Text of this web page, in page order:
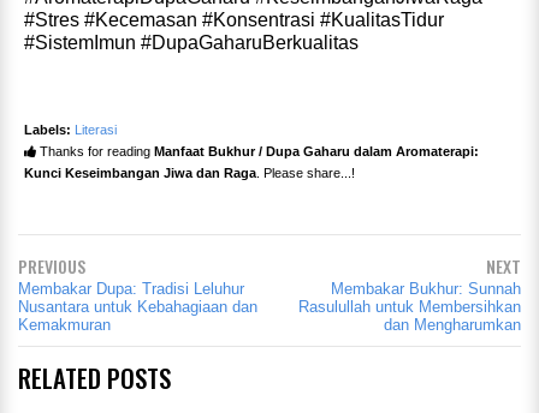
#Stres #Kecemasan #Konsentrasi #KualitasTidur
#SistemImun #DupaGaharuBerkualitas
Labels:
Literasi
Thanks for reading Manfaat Bukhur / Dupa Gaharu dalam Aromaterapi:
Kunci Keseimbangan Jiwa dan Raga . Please share...!
PREVIOUS
Membakar Dupa: Tradisi Leluhur
Nusantara untuk Kebahagiaan dan
Kemakmuran
NEXT
Membakar Bukhur: Sunnah
Rasulullah untuk Membersihkan
dan Mengharumkan
RELATED POSTS